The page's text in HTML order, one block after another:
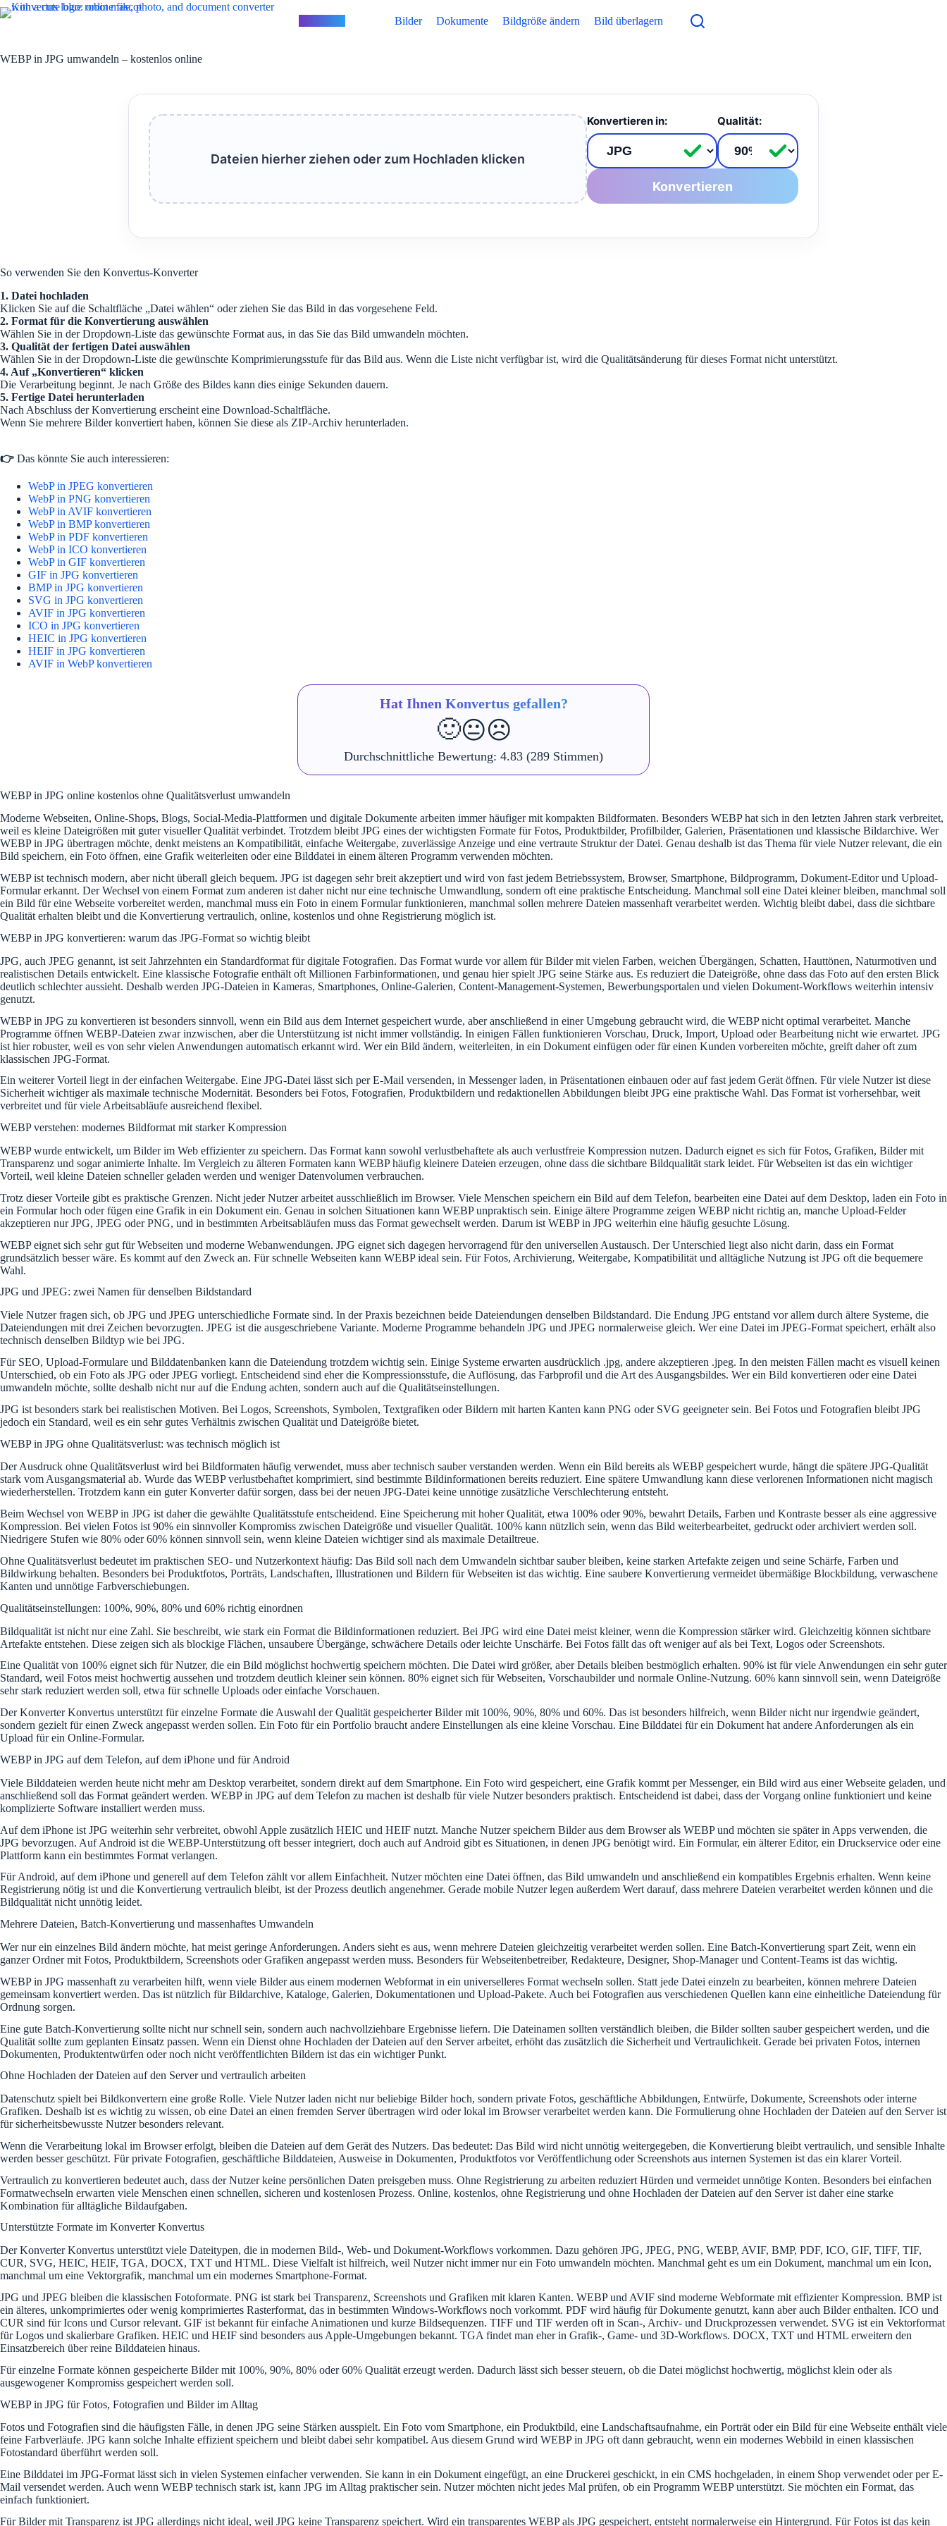
Zum
Inhalt
Bilder Dokumente Bildgröße ändern Bild überlagern Kontakt
WEBP in JPG umwandeln – kostenlos online
Dateien hierher ziehen oder zum Hochladen klicken
Konvertieren in: Qualität:
Konvertieren
So verwenden Sie den Konvertus-Konverter
1. Datei hochladen
Klicken Sie auf die Schaltfläche „Datei wählen“ oder ziehen Sie das Bild in das vorgesehene Feld.
2. Format für die Konvertierung auswählen
Wählen Sie in der Dropdown-Liste das gewünschte Format aus, in das Sie das Bild umwandeln möchten.
3. Qualität der fertigen Datei auswählen
Wählen Sie in der Dropdown-Liste die gewünschte Komprimierungsstufe für das Bild aus. Wenn die Liste nicht verfügbar ist, wird die Qualitätsänderung für dieses Format nicht unterstützt.
4. Auf „Konvertieren“ klicken
Die Verarbeitung beginnt. Je nach Größe des Bildes kann dies einige Sekunden dauern.
5. Fertige Datei herunterladen
Nach Abschluss der Konvertierung erscheint eine Download-Schaltfläche.
Wenn Sie mehrere Bilder konvertiert haben, können Sie diese als ZIP-Archiv herunterladen.
👉 Das könnte Sie auch interessieren:
WebP in JPEG konvertieren
WebP in PNG konvertieren
WebP in AVIF konvertieren
WebP in BMP konvertieren
WebP in PDF konvertieren
WebP in ICO konvertieren
WebP in GIF konvertieren
GIF in JPG konvertieren
BMP in JPG konvertieren
SVG in JPG konvertieren
AVIF in JPG konvertieren
ICO in JPG konvertieren
HEIC in JPG konvertieren
HEIF in JPG konvertieren
AVIF in WebP konvertieren
Hat Ihnen Konvertus gefallen?
🙂😐☹️
Durchschnittliche Bewertung: 4.83 (289 Stimmen)
WEBP in JPG online kostenlos ohne Qualitätsverlust umwandeln
Moderne Webseiten, Online-Shops, Blogs, Social-Media-Plattformen und digitale Dokumente arbeiten immer häufiger mit kompakten Bildformaten. Besonders WEBP hat sich in den letzten Jahren stark verbreitet,
weil es kleine Dateigrößen mit guter visueller Qualität verbindet. Trotzdem bleibt JPG eines der wichtigsten Formate für Fotos, Produktbilder, Profilbilder, Galerien, Präsentationen und klassische Bildarchive. Wer
WEBP in JPG übertragen möchte, denkt meistens an Kompatibilität, einfache Weitergabe, zuverlässige Anzeige und eine vertraute Struktur der Datei. Genau deshalb ist das Thema für viele Nutzer relevant, die ein
Bild speichern, ein Foto öffnen, eine Grafik weiterleiten oder eine Bilddatei in einem älteren Programm verwenden möchten.
WEBP ist technisch modern, aber nicht überall gleich bequem. JPG ist dagegen sehr breit akzeptiert und wird von fast jedem Betriebssystem, Browser, Smartphone, Bildprogramm, Dokument-Editor und Upload-
Formular erkannt. Der Wechsel von einem Format zum anderen ist daher nicht nur eine technische Umwandlung, sondern oft eine praktische Entscheidung. Manchmal soll eine Datei kleiner bleiben, manchmal soll
ein Bild für eine Webseite vorbereitet werden, manchmal muss ein Foto in einem Formular funktionieren, manchmal sollen mehrere Dateien massenhaft verarbeitet werden. Wichtig bleibt dabei, dass die sichtbare
Qualität erhalten bleibt und die Konvertierung vertraulich, online, kostenlos und ohne Registrierung möglich ist.
WEBP in JPG konvertieren: warum das JPG-Format so wichtig bleibt
JPG, auch JPEG genannt, ist seit Jahrzehnten ein Standardformat für digitale Fotografien. Das Format wurde vor allem für Bilder mit vielen Farben, weichen Übergängen, Schatten, Hauttönen, Naturmotiven und
realistischen Details entwickelt. Eine klassische Fotografie enthält oft Millionen Farbinformationen, und genau hier spielt JPG seine Stärke aus. Es reduziert die Dateigröße, ohne dass das Foto auf den ersten Blick
deutlich schlechter aussieht. Deshalb werden JPG-Dateien in Kameras, Smartphones, Online-Galerien, Content-Management-Systemen, Bewerbungsportalen und vielen Dokument-Workflows weiterhin intensiv
genutzt.
WEBP in JPG zu konvertieren ist besonders sinnvoll, wenn ein Bild aus dem Internet gespeichert wurde, aber anschließend in einer Umgebung gebraucht wird, die WEBP nicht optimal verarbeitet. Manche
Programme öffnen WEBP-Dateien zwar inzwischen, aber die Unterstützung ist nicht immer vollständig. In einigen Fällen funktionieren Vorschau, Druck, Import, Upload oder Bearbeitung nicht wie erwartet. JPG
ist hier robuster, weil es von sehr vielen Anwendungen automatisch erkannt wird. Wer ein Bild ändern, weiterleiten, in ein Dokument einfügen oder für einen Kunden vorbereiten möchte, greift daher oft zum
klassischen JPG-Format.
Ein weiterer Vorteil liegt in der einfachen Weitergabe. Eine JPG-Datei lässt sich per E-Mail versenden, in Messenger laden, in Präsentationen einbauen oder auf fast jedem Gerät öffnen. Für viele Nutzer ist diese
Sicherheit wichtiger als maximale technische Modernität. Besonders bei Fotos, Fotografien, Produktbildern und redaktionellen Abbildungen bleibt JPG eine praktische Wahl. Das Format ist vorhersehbar, weit
verbreitet und für viele Arbeitsabläufe ausreichend flexibel.
WEBP verstehen: modernes Bildformat mit starker Kompression
WEBP wurde entwickelt, um Bilder im Web effizienter zu speichern. Das Format kann sowohl verlustbehaftete als auch verlustfreie Kompression nutzen. Dadurch eignet es sich für Fotos, Grafiken, Bilder mit
Transparenz und sogar animierte Inhalte. Im Vergleich zu älteren Formaten kann WEBP häufig kleinere Dateien erzeugen, ohne dass die sichtbare Bildqualität stark leidet. Für Webseiten ist das ein wichtiger
Vorteil, weil kleine Dateien schneller geladen werden und weniger Datenvolumen verbrauchen.
Trotz dieser Vorteile gibt es praktische Grenzen. Nicht jeder Nutzer arbeitet ausschließlich im Browser. Viele Menschen speichern ein Bild auf dem Telefon, bearbeiten eine Datei auf dem Desktop, laden ein Foto in
ein Formular hoch oder fügen eine Grafik in ein Dokument ein. Genau in solchen Situationen kann WEBP unpraktisch sein. Einige ältere Programme zeigen WEBP nicht richtig an, manche Upload-Felder
akzeptieren nur JPG, JPEG oder PNG, und in bestimmten Arbeitsabläufen muss das Format gewechselt werden. Darum ist WEBP in JPG weiterhin eine häufig gesuchte Lösung.
WEBP eignet sich sehr gut für Webseiten und moderne Webanwendungen. JPG eignet sich dagegen hervorragend für den universellen Austausch. Der Unterschied liegt also nicht darin, dass ein Format
grundsätzlich besser wäre. Es kommt auf den Zweck an. Für schnelle Webseiten kann WEBP ideal sein. Für Fotos, Archivierung, Weitergabe, Kompatibilität und alltägliche Nutzung ist JPG oft die bequemere
Wahl.
JPG und JPEG: zwei Namen für denselben Bildstandard
Viele Nutzer fragen sich, ob JPG und JPEG unterschiedliche Formate sind. In der Praxis bezeichnen beide Dateiendungen denselben Bildstandard. Die Endung JPG entstand vor allem durch ältere Systeme, die
Dateiendungen mit drei Zeichen bevorzugten. JPEG ist die ausgeschriebene Variante. Moderne Programme behandeln JPG und JPEG normalerweise gleich. Wer eine Datei im JPEG-Format speichert, erhält also
technisch denselben Bildtyp wie bei JPG.
Für SEO, Upload-Formulare und Bilddatenbanken kann die Dateiendung trotzdem wichtig sein. Einige Systeme erwarten ausdrücklich .jpg, andere akzeptieren .jpeg. In den meisten Fällen macht es visuell keinen
Unterschied, ob ein Foto als JPG oder JPEG vorliegt. Entscheidend sind eher die Kompressionsstufe, die Auflösung, das Farbprofil und die Art des Ausgangsbildes. Wer ein Bild konvertieren oder eine Datei
umwandeln möchte, sollte deshalb nicht nur auf die Endung achten, sondern auch auf die Qualitätseinstellungen.
JPG ist besonders stark bei realistischen Motiven. Bei Logos, Screenshots, Symbolen, Textgrafiken oder Bildern mit harten Kanten kann PNG oder SVG geeigneter sein. Bei Fotos und Fotografien bleibt JPG
jedoch ein Standard, weil es ein sehr gutes Verhältnis zwischen Qualität und Dateigröße bietet.
WEBP in JPG ohne Qualitätsverlust: was technisch möglich ist
Der Ausdruck ohne Qualitätsverlust wird bei Bildformaten häufig verwendet, muss aber technisch sauber verstanden werden. Wenn ein Bild bereits als WEBP gespeichert wurde, hängt die spätere JPG-Qualität
stark vom Ausgangsmaterial ab. Wurde das WEBP verlustbehaftet komprimiert, sind bestimmte Bildinformationen bereits reduziert. Eine spätere Umwandlung kann diese verlorenen Informationen nicht magisch
wiederherstellen. Trotzdem kann ein guter Konverter dafür sorgen, dass bei der neuen JPG-Datei keine unnötige zusätzliche Verschlechterung entsteht.
Beim Wechsel von WEBP in JPG ist daher die gewählte Qualitätsstufe entscheidend. Eine Speicherung mit hoher Qualität, etwa 100% oder 90%, bewahrt Details, Farben und Kontraste besser als eine aggressive
Kompression. Bei vielen Fotos ist 90% ein sinnvoller Kompromiss zwischen Dateigröße und visueller Qualität. 100% kann nützlich sein, wenn das Bild weiterbearbeitet, gedruckt oder archiviert werden soll.
Niedrigere Stufen wie 80% oder 60% können sinnvoll sein, wenn kleine Dateien wichtiger sind als maximale Detailtreue.
Ohne Qualitätsverlust bedeutet im praktischen SEO- und Nutzerkontext häufig: Das Bild soll nach dem Umwandeln sichtbar sauber bleiben, keine starken Artefakte zeigen und seine Schärfe, Farben und
Bildwirkung behalten. Besonders bei Produktfotos, Porträts, Landschaften, Illustrationen und Bildern für Webseiten ist das wichtig. Eine saubere Konvertierung vermeidet übermäßige Blockbildung, verwaschene
Kanten und unnötige Farbverschiebungen.
Qualitätseinstellungen: 100%, 90%, 80% und 60% richtig einordnen
Bildqualität ist nicht nur eine Zahl. Sie beschreibt, wie stark ein Format die Bildinformationen reduziert. Bei JPG wird eine Datei meist kleiner, wenn die Kompression stärker wird. Gleichzeitig können sichtbare
Artefakte entstehen. Diese zeigen sich als blockige Flächen, unsaubere Übergänge, schwächere Details oder leichte Unschärfe. Bei Fotos fällt das oft weniger auf als bei Text, Logos oder Screenshots.
Eine Qualität von 100% eignet sich für Nutzer, die ein Bild möglichst hochwertig speichern möchten. Die Datei wird größer, aber Details bleiben bestmöglich erhalten. 90% ist für viele Anwendungen ein sehr guter
Standard, weil Fotos meist hochwertig aussehen und trotzdem deutlich kleiner sein können. 80% eignet sich für Webseiten, Vorschaubilder und normale Online-Nutzung. 60% kann sinnvoll sein, wenn Dateigröße
sehr stark reduziert werden soll, etwa für schnelle Uploads oder einfache Vorschauen.
Der Konverter Konvertus unterstützt für einzelne Formate die Auswahl der Qualität gespeicherter Bilder mit 100%, 90%, 80% und 60%. Das ist besonders hilfreich, wenn Bilder nicht nur irgendwie geändert,
sondern gezielt für einen Zweck angepasst werden sollen. Ein Foto für ein Portfolio braucht andere Einstellungen als eine kleine Vorschau. Eine Bilddatei für ein Dokument hat andere Anforderungen als ein
Upload für ein Online-Formular.
WEBP in JPG auf dem Telefon, auf dem iPhone und für Android
Viele Bilddateien werden heute nicht mehr am Desktop verarbeitet, sondern direkt auf dem Smartphone. Ein Foto wird gespeichert, eine Grafik kommt per Messenger, ein Bild wird aus einer Webseite geladen, und
anschließend soll das Format geändert werden. WEBP in JPG auf dem Telefon zu machen ist deshalb für viele Nutzer besonders praktisch. Entscheidend ist dabei, dass der Vorgang online funktioniert und keine
komplizierte Software installiert werden muss.
Auf dem iPhone ist JPG weiterhin sehr verbreitet, obwohl Apple zusätzlich HEIC und HEIF nutzt. Manche Nutzer speichern Bilder aus dem Browser als WEBP und möchten sie später in Apps verwenden, die
JPG bevorzugen. Auf Android ist die WEBP-Unterstützung oft besser integriert, doch auch auf Android gibt es Situationen, in denen JPG benötigt wird. Ein Formular, ein älterer Editor, ein Druckservice oder eine
Plattform kann ein bestimmtes Format verlangen.
Für Android, auf dem iPhone und generell auf dem Telefon zählt vor allem Einfachheit. Nutzer möchten eine Datei öffnen, das Bild umwandeln und anschließend ein kompatibles Ergebnis erhalten. Wenn keine
Registrierung nötig ist und die Konvertierung vertraulich bleibt, ist der Prozess deutlich angenehmer. Gerade mobile Nutzer legen außerdem Wert darauf, dass mehrere Dateien verarbeitet werden können und die
Bildqualität nicht unnötig leidet.
Mehrere Dateien, Batch-Konvertierung und massenhaftes Umwandeln
Wer nur ein einzelnes Bild ändern möchte, hat meist geringe Anforderungen. Anders sieht es aus, wenn mehrere Dateien gleichzeitig verarbeitet werden sollen. Eine Batch-Konvertierung spart Zeit, wenn ein
ganzer Ordner mit Fotos, Produktbildern, Screenshots oder Grafiken angepasst werden muss. Besonders für Webseitenbetreiber, Redakteure, Designer, Shop-Manager und Content-Teams ist das wichtig.
WEBP in JPG massenhaft zu verarbeiten hilft, wenn viele Bilder aus einem modernen Webformat in ein universelleres Format wechseln sollen. Statt jede Datei einzeln zu bearbeiten, können mehrere Dateien
gemeinsam konvertiert werden. Das ist nützlich für Bildarchive, Kataloge, Galerien, Dokumentationen und Upload-Pakete. Auch bei Fotografien aus verschiedenen Quellen kann eine einheitliche Dateiendung für
Ordnung sorgen.
Eine gute Batch-Konvertierung sollte nicht nur schnell sein, sondern auch nachvollziehbare Ergebnisse liefern. Die Dateinamen sollten verständlich bleiben, die Bilder sollten sauber gespeichert werden, und die
Qualität sollte zum geplanten Einsatz passen. Wenn ein Dienst ohne Hochladen der Dateien auf den Server arbeitet, erhöht das zusätzlich die Sicherheit und Vertraulichkeit. Gerade bei privaten Fotos, internen
Dokumenten, Produktentwürfen oder noch nicht veröffentlichten Bildern ist das ein wichtiger Punkt.
Ohne Hochladen der Dateien auf den Server und vertraulich arbeiten
Datenschutz spielt bei Bildkonvertern eine große Rolle. Viele Nutzer laden nicht nur beliebige Bilder hoch, sondern private Fotos, geschäftliche Abbildungen, Entwürfe, Dokumente, Screenshots oder interne
Grafiken. Deshalb ist es wichtig zu wissen, ob eine Datei an einen fremden Server übertragen wird oder lokal im Browser verarbeitet werden kann. Die Formulierung ohne Hochladen der Dateien auf den Server ist
für sicherheitsbewusste Nutzer besonders relevant.
Wenn die Verarbeitung lokal im Browser erfolgt, bleiben die Dateien auf dem Gerät des Nutzers. Das bedeutet: Das Bild wird nicht unnötig weitergegeben, die Konvertierung bleibt vertraulich, und sensible Inhalte
werden besser geschützt. Für private Fotografien, geschäftliche Bilddateien, Ausweise in Dokumenten, Produktfotos vor Veröffentlichung oder Screenshots aus internen Systemen ist das ein klarer Vorteil.
Vertraulich zu konvertieren bedeutet auch, dass der Nutzer keine persönlichen Daten preisgeben muss. Ohne Registrierung zu arbeiten reduziert Hürden und vermeidet unnötige Konten. Besonders bei einfachen
Formatwechseln erwarten viele Menschen einen schnellen, sicheren und kostenlosen Prozess. Online, kostenlos, ohne Registrierung und ohne Hochladen der Dateien auf den Server ist daher eine starke
Kombination für alltägliche Bildaufgaben.
Unterstützte Formate im Konverter Konvertus
Der Konverter Konvertus unterstützt viele Dateitypen, die in modernen Bild-, Web- und Dokument-Workflows vorkommen. Dazu gehören JPG, JPEG, PNG, WEBP, AVIF, BMP, PDF, ICO, GIF, TIFF, TIF,
CUR, SVG, HEIC, HEIF, TGA, DOCX, TXT und HTML. Diese Vielfalt ist hilfreich, weil Nutzer nicht immer nur ein Foto umwandeln möchten. Manchmal geht es um ein Dokument, manchmal um ein Icon,
manchmal um eine Vektorgrafik, manchmal um ein modernes Smartphone-Format.
JPG und JPEG bleiben die klassischen Fotoformate. PNG ist stark bei Transparenz, Screenshots und Grafiken mit klaren Kanten. WEBP und AVIF sind moderne Webformate mit effizienter Kompression. BMP ist
ein älteres, unkomprimiertes oder wenig komprimiertes Rasterformat, das in bestimmten Windows-Workflows noch vorkommt. PDF wird häufig für Dokumente genutzt, kann aber auch Bilder enthalten. ICO und
CUR sind für Icons und Cursor relevant. GIF ist bekannt für einfache Animationen und kurze Bildsequenzen. TIFF und TIF werden oft in Scan-, Archiv- und Druckprozessen verwendet. SVG ist ein Vektorformat
für Logos und skalierbare Grafiken. HEIC und HEIF sind besonders aus Apple-Umgebungen bekannt. TGA findet man eher in Grafik-, Game- und 3D-Workflows. DOCX, TXT und HTML erweitern den
Einsatzbereich über reine Bilddateien hinaus.
Für einzelne Formate können gespeicherte Bilder mit 100%, 90%, 80% oder 60% Qualität erzeugt werden. Dadurch lässt sich besser steuern, ob die Datei möglichst hochwertig, möglichst klein oder als
ausgewogener Kompromiss gespeichert werden soll.
WEBP in JPG für Fotos, Fotografien und Bilder im Alltag
Fotos und Fotografien sind die häufigsten Fälle, in denen JPG seine Stärken ausspielt. Ein Foto vom Smartphone, ein Produktbild, eine Landschaftsaufnahme, ein Porträt oder ein Bild für eine Webseite enthält viele
feine Farbverläufe. JPG kann solche Inhalte effizient speichern und bleibt dabei sehr kompatibel. Aus diesem Grund wird WEBP in JPG oft dann gebraucht, wenn ein modernes Webbild in einen klassischen
Fotostandard überführt werden soll.
Eine Bilddatei im JPG-Format lässt sich in vielen Systemen einfacher verwenden. Sie kann in ein Dokument eingefügt, an eine Druckerei geschickt, in ein CMS hochgeladen, in einem Shop verwendet oder per E-
Mail versendet werden. Auch wenn WEBP technisch stark ist, kann JPG im Alltag praktischer sein. Nutzer möchten nicht jedes Mal prüfen, ob ein Programm WEBP unterstützt. Sie möchten ein Format, das
einfach funktioniert.
Für Bilder mit Transparenz ist JPG allerdings nicht ideal, weil JPG keine Transparenz speichert. Wird ein transparentes WEBP als JPG gespeichert, entsteht normalerweise ein Hintergrund. Für Fotos ist das kein